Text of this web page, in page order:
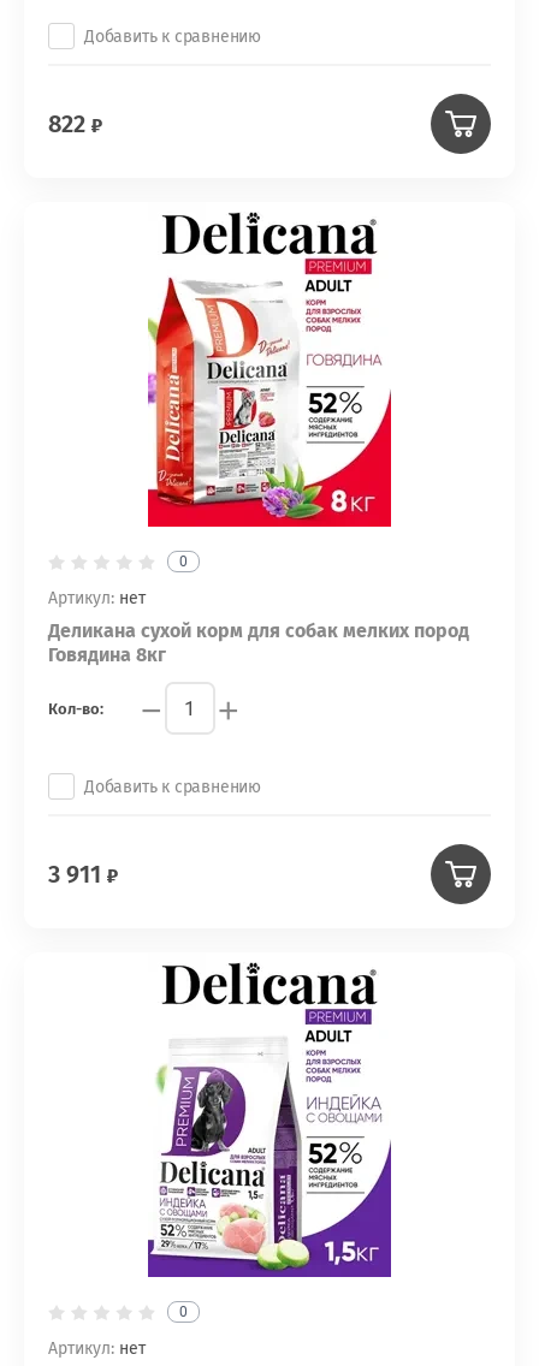
Добавить к сравнению
822
0
Артикул: нет
Деликана сухой корм для собак мелких пород
Говядина 8кг
Кол-во: − +
Добавить к сравнению
3 911
0
Артикул: нет